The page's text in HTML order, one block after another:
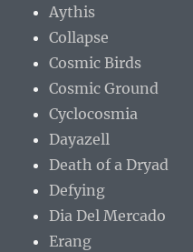
Aythis
Collapse
Cosmic Birds
Cosmic Ground
Cyclocosmia
Dayazell
Death of a Dryad
Defying
Dia Del Mercado
Erang